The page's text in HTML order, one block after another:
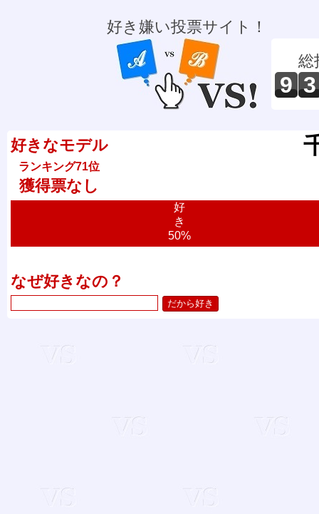
好き嫌い投票サイト！
総
9 3
好きなモデル
ランキング71位
獲得票なし
好
き
50%
なぜ好きなの？